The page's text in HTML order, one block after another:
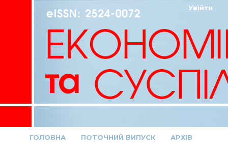
ГОЛОВНА ПОТОЧНИЙ ВИПУСК АРХІВ
Увійти